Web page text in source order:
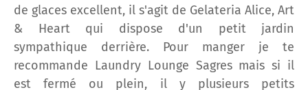
de glaces excellent, il s'agit de Gelateria Alice, Art
& Heart qui dispose d'un petit jardin
sympathique derrière. Pour manger je te
recommande Laundry Lounge Sagres mais si il
est fermé ou plein, il y plusieurs petits